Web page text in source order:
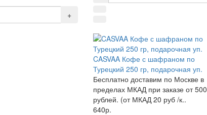
+
CASVAA Кофе с шафраном по
Турецкий 250 гр, подарочная уп.
Бесплатно доставим по Москве в
пределах МКАД при заказе от
рублей. (от МКАД 20 руб /к..
640р.